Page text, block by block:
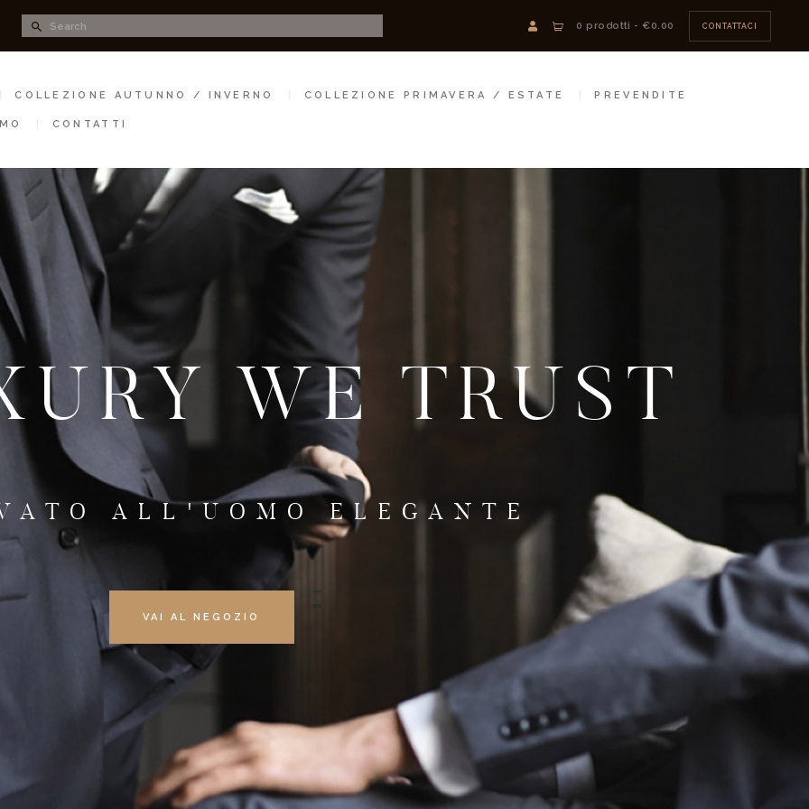
0 prodotti - €0.00 CONTATTACI
COLLEZIONE AUTUNNO / INVERNO COLLEZIONE PRIMAVERA / ESTATE PREVENDITE
CONTATTI
ALL'UOMO ELEGANTE
WE TRUST
VAI AL NEGOZIO
UOMO24
HOME
AUTUNNO /
COLLEZIONE
PRIMAVERA /
ESTATE
PREVENDITE
CHI SIAMO
CONTATTI